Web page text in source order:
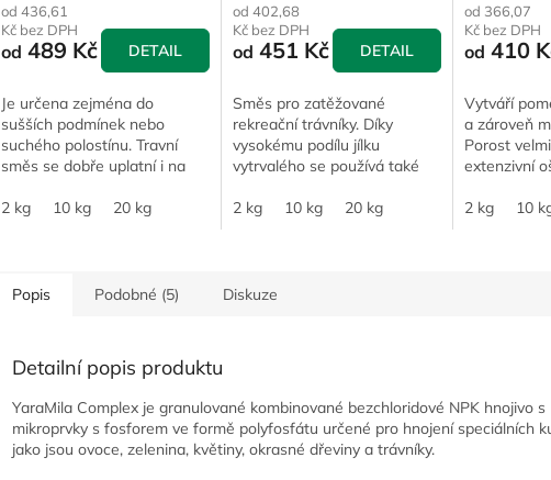
od 436,61
Kč bez DPH
od 489 Kč DETAIL
Je určena zejména do
sušších podmínek nebo
suchého polostínu. Travní
směs se dobře uplatní i na
rekreačních trávnících nebo
2 kg 10 kg 20 kg
od 402,68
Kč bez DPH
od 451 Kč DETAIL
Směs pro zatěžované
rekreační trávníky. Díky
vysokému podílu jílku
vytrvalého se používá také
krajinných ploch ohrožených
2 kg 10 kg 20 kg
od 366,07
Kč bez DPH
od 410
Vytváří
a zároveň
Porost
extenzivní
2 kg 10
Popis Podobné (5) Diskuze
Detailní popis produktu
YaraMila Complex je granulované kombinované bezchloridové NPK hnojivo s
mikroprvky s fosforem ve formě polyfosfátu určené pro hnojení speciálních
jako jsou ovoce, zelenina, květiny, okrasné dřeviny a trávníky.